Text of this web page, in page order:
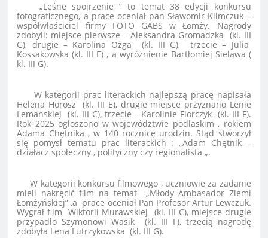
„Leśne spojrzenie ” to temat 38 edycji konkursu
fotograficznego, a prace oceniał pan Sławomir Klimczuk –
współwłaściciel firmy FOTO GABS w Łomży. Nagrody
zdobyli: miejsce pierwsze – Aleksandra Gromadzka (kl. III
G), drugie – Karolina Ożga (kl. III G), trzecie – Julia
Kossakowska (kl. III E) , a wyróżnienie Bartłomiej Sielawa (
kl. III G).
W kategorii prac literackich najlepszą pracę napisała
Helena Horosz (kl. III E), drugie miejsce przyznano Lenie
Lemańskiej (kl. III C), trzecie – Karolinie Florczyk (kl. III F).
Rok 2025 ogłoszono w województwie podlaskim , rokiem
Adama Chętnika , w 140 rocznicę urodzin. Stąd stworzył
się pomysł tematu prac literackich : „Adam Chętnik –
działacz społeczny , polityczny czy regionalista „.
W kategorii konkursu filmowego , uczniowie za zadanie
mieli nakręcić film na temat „Młody Ambasador Ziemi
Łomżyńskiej” ,a prace oceniał Pan Profesor Artur Lewczuk.
Wygrał film Wiktorii Murawskiej (kl. III C), miejsce drugie
przypadło Szymonowi Wasik (kl. III F), trzecią nagrodę
zdobyła Lena Lutrzykowska (kl. III G).